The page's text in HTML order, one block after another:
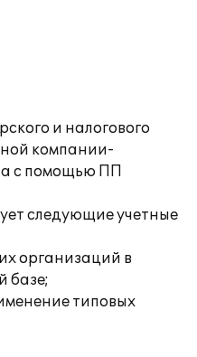
и налогового
компании-
с помощью ПП
следующие учетные
организаций в
базе;
типовых